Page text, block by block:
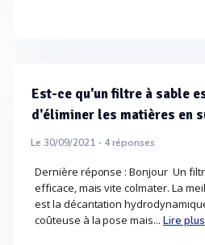
Est-ce qu'un filtre à sable
d'éliminer les matières en
Le 30/09/2021 - 4réponses
Dernière réponse : Bonjour Un
efficace, mais vite colmater. La
est la décantation
coûteuse à la pose mais... Lire plus